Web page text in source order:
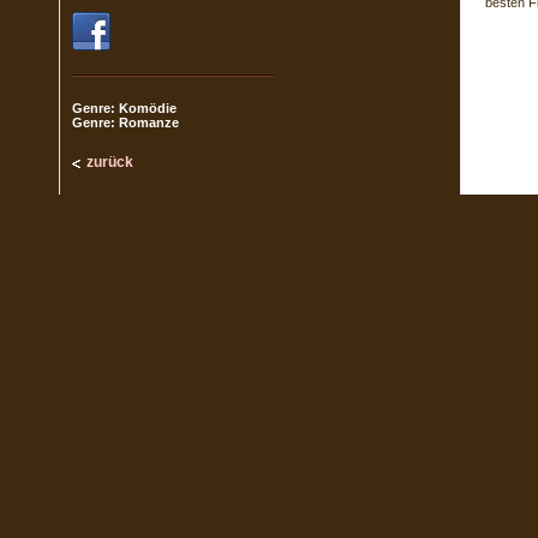
Genre: Komödie
Genre: Romanze
zurück